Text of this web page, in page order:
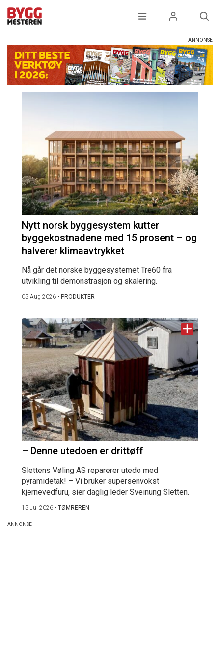
Nytt norsk byggesystem kutter
byggekostnadene med 15 prosent – og
halverer klimaavtrykket
Nå går det norske byggesystemet Tre60 fra
utvikling til demonstrasjon og skalering.
05 Aug 2026 • PRODUKTER
– Denne utedoen er drittøff
Slettens Vøling AS reparerer utedo med
pyramidetak! – Vi bruker supersenvokst
kjernevedfuru, sier daglig leder Sveinung Sletten.
15 Jul 2026 • TØMREREN